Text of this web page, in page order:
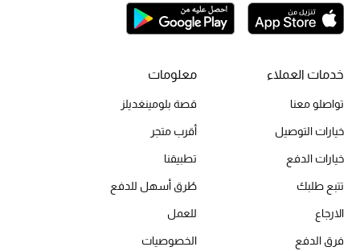
خدمات العملاء
تواصلو معنا
خيارات التوصيل
خيارات الدفع
تتبع طلبك
الارجاع
فرق الدفع
معلومات
قصة بلومينغديلز
أقرب متجر
تطبيقنا
طُرق أسهل للدفع
للعمل
الخصوصيات